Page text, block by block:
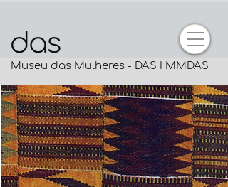
Museu das Mulheres - DAS I MMDAS